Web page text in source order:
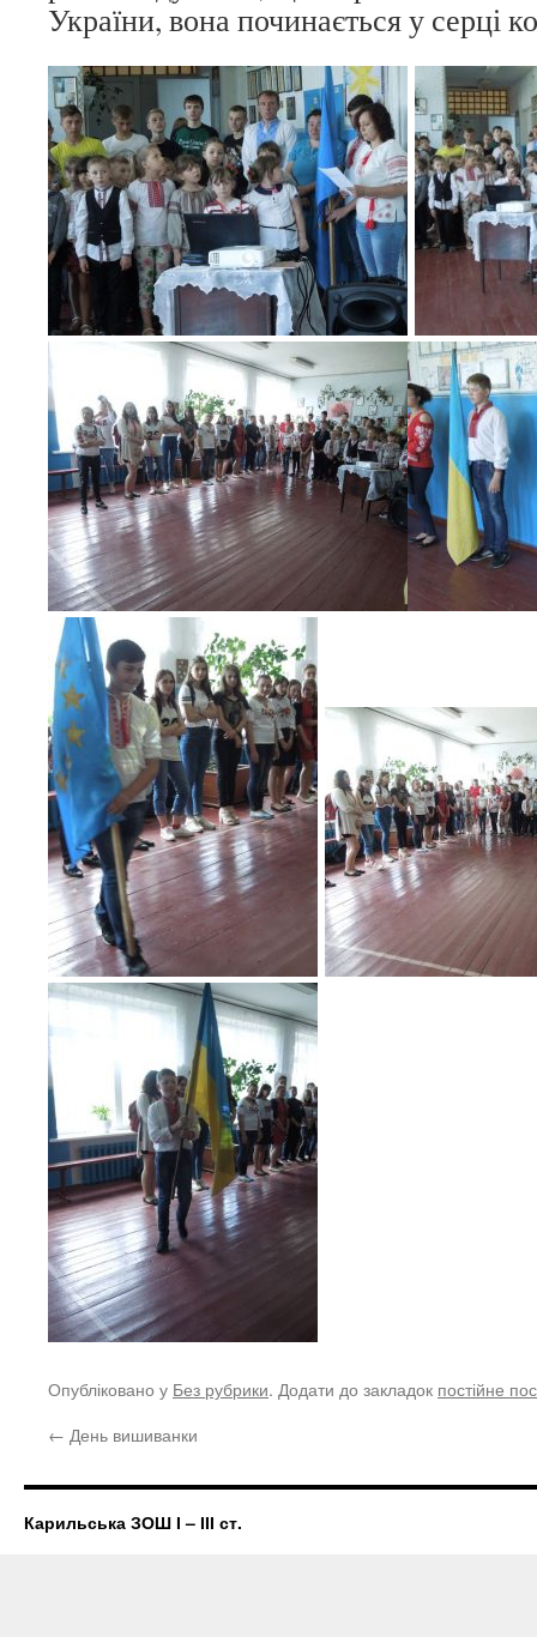
України, вона починається у серці
Опубліковано у Без рубрики. Додати до закладок постійне
← День вишиванки
Карильська ЗОШ І – ІІІ ст.